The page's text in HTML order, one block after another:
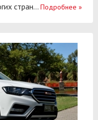
стран... Подробнее »